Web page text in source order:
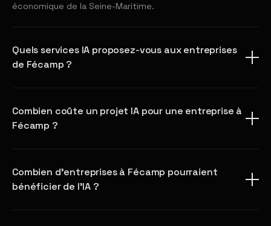
économique de la Seine-Maritime.
Quels services IA proposez-vous aux entreprises
de Fécamp ?
Combien coûte un projet IA pour une entreprise à
Fécamp ?
Combien d'entreprises à Fécamp pourraient
bénéficier de l'IA ?